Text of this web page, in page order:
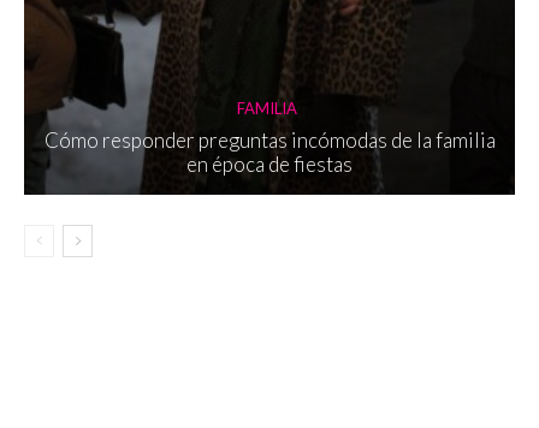
FAMILIA
Cómo responder preguntas incómodas de la familia
en época de fiestas